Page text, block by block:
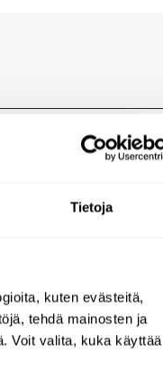
Tietoja
kuten evästeitä,
tehdä mainosten ja
Voit valita, kuka käyttää